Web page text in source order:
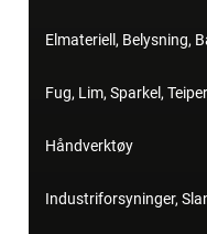
Elmateriell, Belysning,
Fug, Lim, Sparkel,
Håndverktøy
Industriforsyninger,